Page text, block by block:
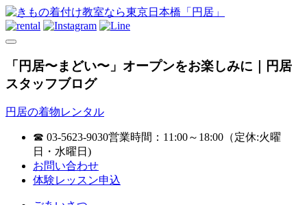
「円居〜まどい〜」オープンをお楽しみに｜円居
スタッフブログ
円居の着物レンタル
☎ 03-5623-9030営業時間：11:00～18:00（定休:火曜
日・水曜日)
お問い合わせ
体験レッスン申込